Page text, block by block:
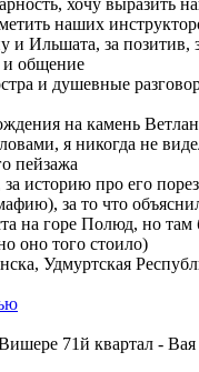
наших
и Ильшата, за позитив,
и общение
и душевные
на камень
я никогда не
пейзажа
историю про его
за то что
на горе Полюд, но там
оно того стоило)
Удмуртская
71й квартал - Вая